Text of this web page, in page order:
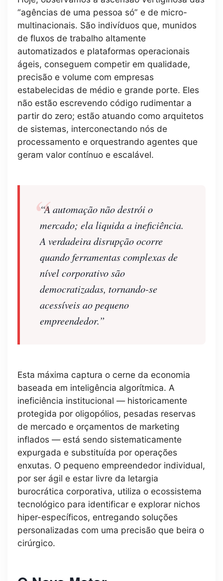
“agências de uma pessoa só” e de micro-
multinacionais. São indivíduos que, munidos
de fluxos de trabalho altamente
automatizados e plataformas operacionais
ágeis, conseguem competir em qualidade,
precisão e volume com empresas
estabelecidas de médio e grande porte. Eles
não estão escrevendo código rudimentar a
partir do zero; estão atuando como arquitetos
de sistemas, interconectando nós de
processamento e orquestrando agentes que
geram valor contínuo e escalável.
“A automação não destrói o
mercado; ela liquida a ineficiência.
A verdadeira disrupção ocorre
quando ferramentas complexas de
nível corporativo são
democratizadas, tornando-se
acessíveis ao pequeno
empreendedor.”
Esta máxima captura o cerne da economia
baseada em inteligência algorítmica. A
ineficiência institucional — historicamente
protegida por oligopólios, pesadas reservas
de mercado e orçamentos de marketing
inflados — está sendo sistematicamente
expurgada e substituída por operações
enxutas. O pequeno empreendedor individual,
por ser ágil e estar livre da letargia
burocrática corporativa, utiliza o ecossistema
tecnológico para identificar e explorar nichos
hiper-específicos, entregando soluções
personalizadas com uma precisão que beira o
cirúrgico.